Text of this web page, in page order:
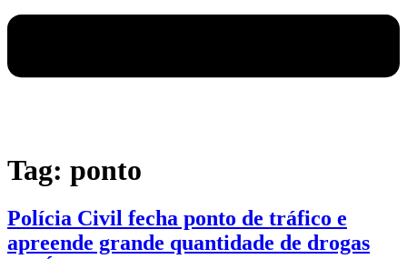
Tag: ponto
Polícia Civil fecha ponto de tráfico e
apreende grande quantidade de drogas